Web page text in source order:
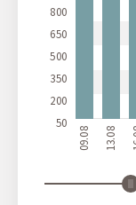
800
650
500
350
200
50
09.08 13.08